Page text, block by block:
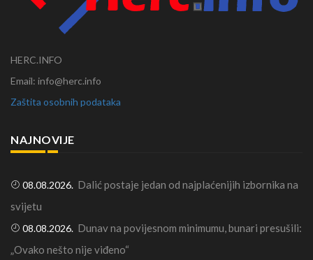
HERC.INFO
Email: info@herc.info
Zaštita osobnih podataka
NAJNOVIJE
08.08.2026. Dalić postaje jedan od najplaćenijih izbornika na
svijetu
08.08.2026. Dunav na povijesnom minimumu, bunari presušili:
„Ovako nešto nije viđeno“